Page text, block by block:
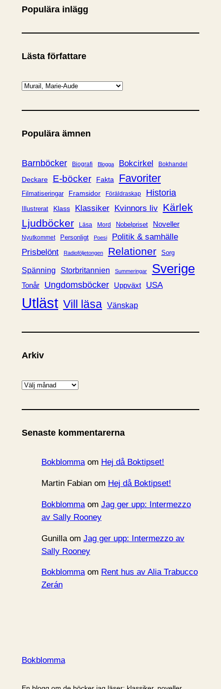
Populära inlägg
Lästa författare
K
t
g
r
i
Populära ämnen
Barnböcker Biografi Blogga Bokcirkel Bokhandel
Deckare E-böcker Fakta Favoriter
Filmatiseringar Framsidor Föräldraskap Historia
Illustrerat Klass Klassiker Kvinnors liv Kärlek
Ljudböcker
Läsa Mord Nobelpriset Noveller
Nyutkommet Personligt Poesi
Politik & samhälle
Prisbelönt
Radioföljetongen Relationer Sorg
Spänning Storbritannien Summeringar Sverige
Tonår Ungdomsböcker Uppväxt USA
Utläst Vill läsa Vänskap
Arkiv
A
k
v
Senaste kommentarerna
Bokblommaom Hej då Boktipset!
Martin Fabianom Hej då Boktipset!
Bokblommaom Jag ger upp: Intermezzo
av Sally Rooney
Gunillaom Jag ger upp: Intermezzo av
Sally Rooney
Bokblommaom Rent hus av Alia Trabucco
Zerán
Bokblomma